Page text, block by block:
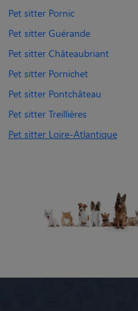
Pet sitter Pornic
Pet sitter Guérande
Pet sitter Châteaubriant
Pet sitter Pornichet
Pet sitter Pontchâteau
Pet sitter Treillières
Pet sitter Loire-Atlantique